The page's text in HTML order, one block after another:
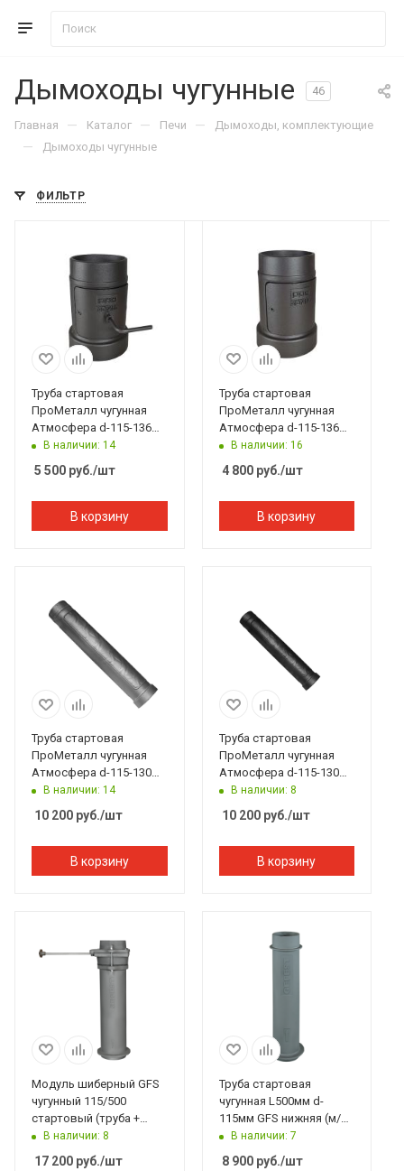
Дымоходы чугунные 46
Главная — Каталог — Печи — Дымоходы, комплектующие
— Дымоходы чугунные
ФИЛЬТР
Труба стартовая
ПроМеталл чугунная
Атмосфера d-115-136
мм с ревизией и
В наличии: 14
5 500 руб./шт
В корзину
Труба стартовая
ПроМеталл чугунная
Атмосфера d-115-136
мм с ревизией
В наличии: 16
4 800руб./шт
В корзину
Труба стартовая
ПроМеталл чугунная
Атмосфера d-115-130
мм L 740 серый
В наличии: 14
10 200 руб./шт
В корзину
Труба стартовая
ПроМеталл чугунная
Атмосфера d-115-130
мм L 740 черный
В наличии: 8
10 200руб./шт
В корзину
Модуль шиберный GFS
чугунный 115/500
стартовый (труба +
шибер МП)
В наличии: 8
17 200 руб./шт
Труба стартовая
чугунная L500мм d-
115мм GFS нижняя (м/п,
м/м)В наличии: 7
8 900руб./шт